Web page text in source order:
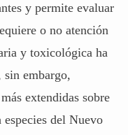
y permite evaluar
o no atención
y toxicológica ha
sin embargo,
extendidas sobre
especies del Nuevo